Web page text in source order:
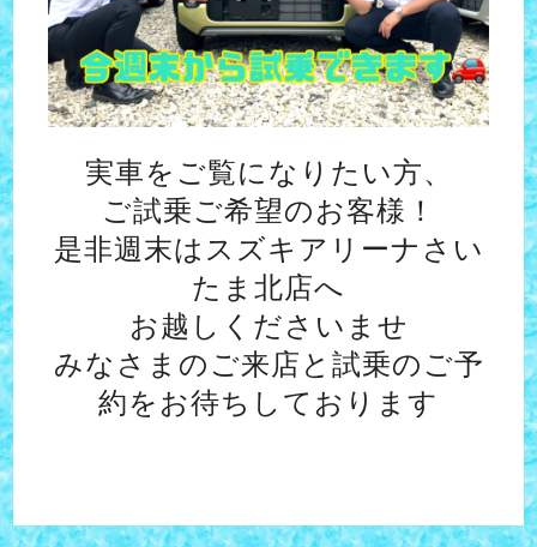
実車をご覧になりたい方、
ご試乗ご希望のお客様！
是非週末はスズキアリーナさい
たま北店へ
お越しくださいませ
みなさまのご来店と試乗のご予
約をお待ちしております